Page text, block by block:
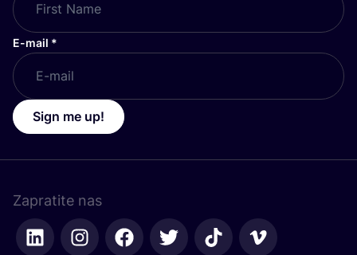
E-mail *
Sign me up!
Zapratite nas